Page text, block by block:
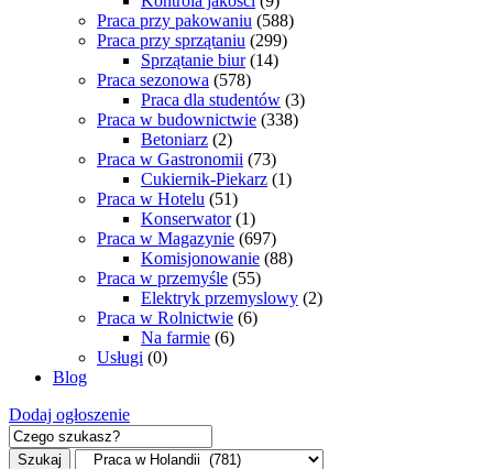
Praca przy pakowaniu (588)
Praca przy sprzątaniu (299)
Sprzątanie biur (14)
Praca sezonowa (578)
Praca dla studentów (3)
Praca w budownictwie (338)
Betoniarz (2)
Praca w Gastronomii (73)
Cukiernik-Piekarz (1)
Praca w Hotelu (51)
Konserwator (1)
Praca w Magazynie (697)
Komisjonowanie (88)
Praca w przemyśle (55)
Elektryk przemyslowy (2)
Praca w Rolnictwie (6)
Na farmie (6)
Usługi (0)
Blog
Dodaj ogłoszenie
Szukaj